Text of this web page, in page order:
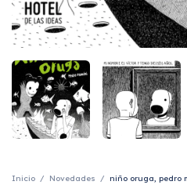
Inicio / Novedades / niño oruga, pedro